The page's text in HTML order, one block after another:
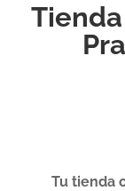
Tu tienda